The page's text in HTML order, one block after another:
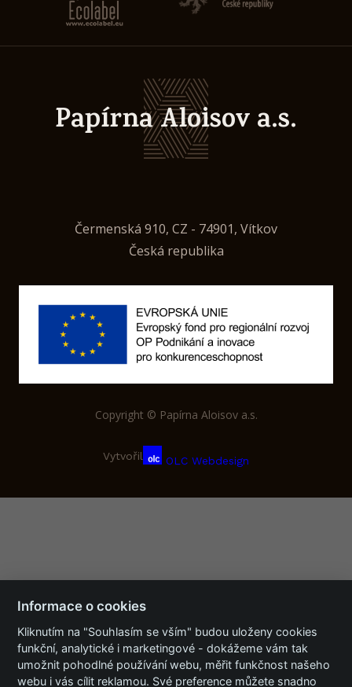
Papírna Aloisov a.s.
Čermenská 910, CZ - 74901, Vítkov
Česká republika
Copyright © Papírna Aloisov a.s.
Vytvořil OLC Webdesign
Informace o cookies
Kliknutím na "Souhlasím se vším" budou uloženy cookies
funkční, analytické i marketingové - dokážeme vám tak
umožnit pohodlné používání webu, měřit funkčnost našeho
webu i vás cílit reklamou. Své preference můžete snadno